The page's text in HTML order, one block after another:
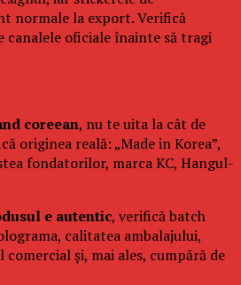
normale la export. Verifică
canalele oficiale înainte să tragi
coreean, nu te uita la cât de
originea reală: „Made in Korea”,
fondatorilor, marca KC, Hangul-
e autentic, verifică batch
calitatea ambalajului,
și, mai ales, cumpără de